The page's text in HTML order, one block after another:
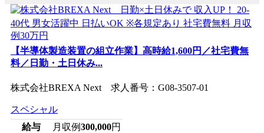
【半導体製造装置の組立作業】高時給1,600円／社宅費無
料／日勤・土日休み...
株式会社BREXA Next 求人番号：G08-3507-01
スペシャル
給与
月収例300,000円